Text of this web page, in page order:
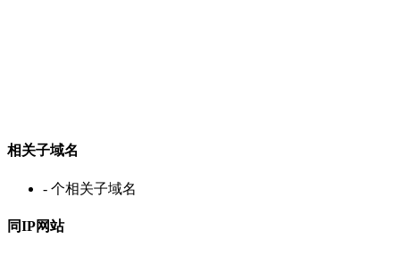
相关子域名
- 个相关子域名
同IP网站